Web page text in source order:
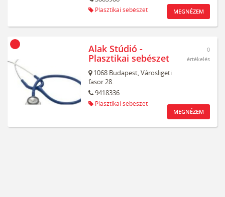
Plasztikai sebészet MEGNÉZEM
Alak Stúdió -
Plasztikai sebészet
1068 Budapest,Városligeti
fasor 28.
9418336
Plasztikai sebészet
0
értékelés
MEGNÉZEM